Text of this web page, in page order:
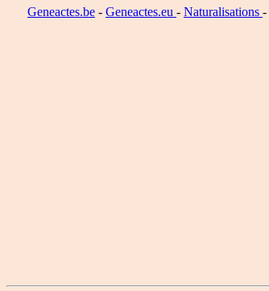
Geneactes.be - Geneactes.eu - Naturalisations -